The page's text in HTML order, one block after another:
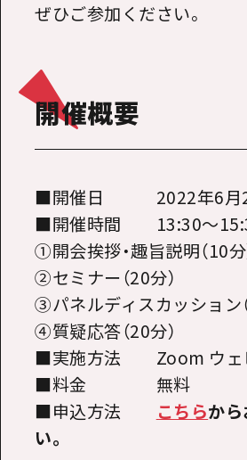
ぜひご参加ください。
開催概要
■開催日 2022年6月
■開催時間 13:30～
①開会挨拶・趣旨説明（10分
②セミナー（20分）
③パネルディスカッション
④質疑応答（20分）
■実施方法 Zoom ウ
■料金 無料
■申込方法
こちらか
い。